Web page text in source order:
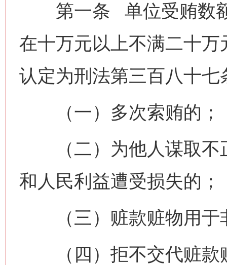
第一条 单位受贿数额
在十万元以上不满二十
认定为刑法第三百八十七
（一）多次索贿的；
（二）为他人谋取不
和人民利益遭受损失的；
（三）赃款赃物用于
（四）拒不交代赃款